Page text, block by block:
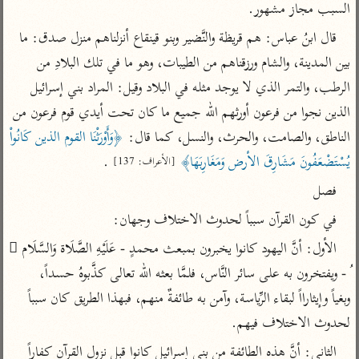
تفسير السمرقندي
تفسير الثعلبي
الكشاف للزمخشري
تفسير ابن أبي حاتم
تفسير مقاتل
تفسير قتادة
اشترك لتصلك أخبار مشاريعنا
راسلنا • تليجرام •تويتر
تعليمات • عن الباحث القرآني
السبب مجاز مشهور.
الناطق، والصامت، والحرث، والنسل، كما قال:
يُسْتَضْعَفُونَ مَشَارِقَ الأرض وَمَغَارِبَهَا﴾ [الأعراف: 137]
.
فصل
في كون القرآن سبباً لحدوث الاختلاف وجهان:
الأول: أنَّ اليهود كانوا يخبرون بمبعث محمدٍ - عَلَيْهِ الصَّلَاة وَالسَّلَام
وبغياً وإيثارااً لبقاء الرِّياسة، وآمن به طائفةٌ منهم، فبهذا الطريق كان سبباً
لحدوث الاختلاف فيهم.
الثاني: أنَّ هذه الطائفة من بني إسرائيل كانوا قبل نزول القرآن كفاراً